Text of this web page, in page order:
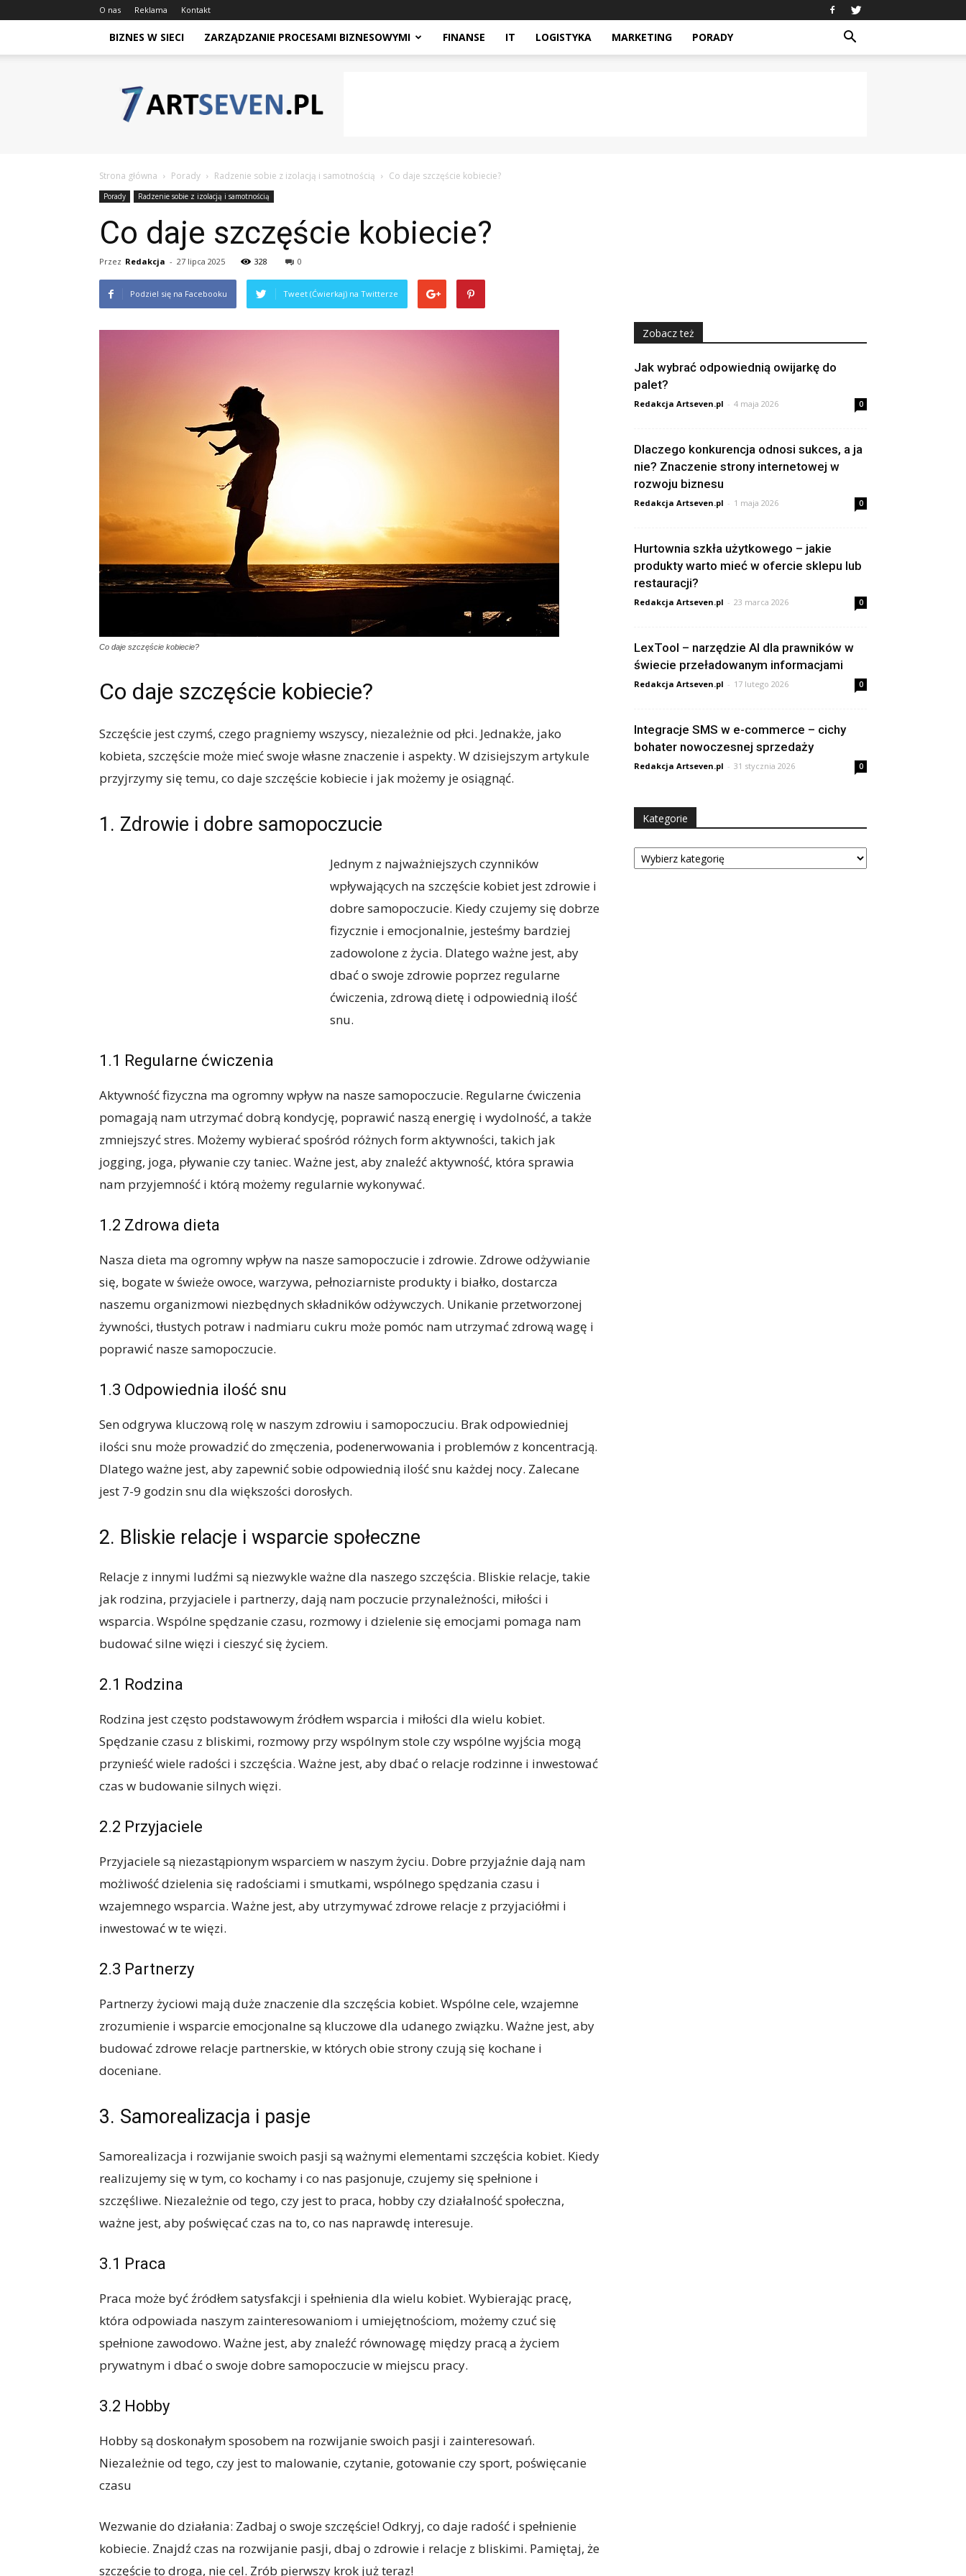
O nas Reklama Kontakt
BIZNES W SIECI ZARZĄDZANIE PROCESAMI BIZNESOWYMI FINANSE IT LOGISTYKA MARKETING PORADY
Strona główna Porady Radzenie sobie z izolacją i samotnością Co daje szczęście kobiecie?
Porady Radzenie sobie z izolacją i samotnością
Co daje szczęście kobiecie?
Przez Redakcja - 27 lipca 2025 328 0
Podziel się na Facebooku Tweet (Ćwierkaj) na Twitterze
Co daje szczęście kobiecie?
Co daje szczęście kobiecie?
Szczęście jest czymś, czego pragniemy wszyscy, niezależnie od płci. Jednakże, jako
kobieta, szczęście może mieć swoje własne znaczenie i aspekty. W dzisiejszym artykule
przyjrzymy się temu, co daje szczęście kobiecie i jak możemy je osiągnąć.
1. Zdrowie i dobre samopoczucie
Jednym z najważniejszych czynników
wpływających na szczęście kobiet jest zdrowie i
dobre samopoczucie. Kiedy czujemy się dobrze
fizycznie i emocjonalnie, jesteśmy bardziej
zadowolone z życia. Dlatego ważne jest, aby
dbać o swoje zdrowie poprzez regularne
ćwiczenia, zdrową dietę i odpowiednią ilość
snu.
1.1 Regularne ćwiczenia
Aktywność fizyczna ma ogromny wpływ na nasze samopoczucie. Regularne ćwiczenia
pomagają nam utrzymać dobrą kondycję, poprawić naszą energię i wydolność, a także
zmniejszyć stres. Możemy wybierać spośród różnych form aktywności, takich jak
jogging, joga, pływanie czy taniec. Ważne jest, aby znaleźć aktywność, która sprawia
nam przyjemność i którą możemy regularnie wykonywać.
1.2 Zdrowa dieta
Nasza dieta ma ogromny wpływ na nasze samopoczucie i zdrowie. Zdrowe odżywianie
się, bogate w świeże owoce, warzywa, pełnoziarniste produkty i białko, dostarcza
naszemu organizmowi niezbędnych składników odżywczych. Unikanie przetworzonej
żywności, tłustych potraw i nadmiaru cukru może pomóc nam utrzymać zdrową wagę i
poprawić nasze samopoczucie.
1.3 Odpowiednia ilość snu
Sen odgrywa kluczową rolę w naszym zdrowiu i samopoczuciu. Brak odpowiedniej
ilości snu może prowadzić do zmęczenia, podenerwowania i problemów z koncentracją.
Dlatego ważne jest, aby zapewnić sobie odpowiednią ilość snu każdej nocy. Zalecane
jest 7-9 godzin snu dla większości dorosłych.
2. Bliskie relacje i wsparcie społeczne
Relacje z innymi ludźmi są niezwykle ważne dla naszego szczęścia. Bliskie relacje, takie
jak rodzina, przyjaciele i partnerzy, dają nam poczucie przynależności, miłości i
wsparcia. Wspólne spędzanie czasu, rozmowy i dzielenie się emocjami pomaga nam
budować silne więzi i cieszyć się życiem.
2.1 Rodzina
Rodzina jest często podstawowym źródłem wsparcia i miłości dla wielu kobiet.
Spędzanie czasu z bliskimi, rozmowy przy wspólnym stole czy wspólne wyjścia mogą
przynieść wiele radości i szczęścia. Ważne jest, aby dbać o relacje rodzinne i inwestować
czas w budowanie silnych więzi.
2.2 Przyjaciele
Przyjaciele są niezastąpionym wsparciem w naszym życiu. Dobre przyjaźnie dają nam
możliwość dzielenia się radościami i smutkami, wspólnego spędzania czasu i
wzajemnego wsparcia. Ważne jest, aby utrzymywać zdrowe relacje z przyjaciółmi i
inwestować w te więzi.
2.3 Partnerzy
Partnerzy życiowi mają duże znaczenie dla szczęścia kobiet. Wspólne cele, wzajemne
zrozumienie i wsparcie emocjonalne są kluczowe dla udanego związku. Ważne jest, aby
budować zdrowe relacje partnerskie, w których obie strony czują się kochane i
doceniane.
3. Samorealizacja i pasje
Samorealizacja i rozwijanie swoich pasji są ważnymi elementami szczęścia kobiet. Kiedy
realizujemy się w tym, co kochamy i co nas pasjonuje, czujemy się spełnione i
szczęśliwe. Niezależnie od tego, czy jest to praca, hobby czy działalność społeczna,
ważne jest, aby poświęcać czas na to, co nas naprawdę interesuje.
3.1 Praca
Praca może być źródłem satysfakcji i spełnienia dla wielu kobiet. Wybierając pracę,
która odpowiada naszym zainteresowaniom i umiejętnościom, możemy czuć się
spełnione zawodowo. Ważne jest, aby znaleźć równowagę między pracą a życiem
prywatnym i dbać o swoje dobre samopoczucie w miejscu pracy.
3.2 Hobby
Hobby są doskonałym sposobem na rozwijanie swoich pasji i zainteresowań.
Niezależnie od tego, czy jest to malowanie, czytanie, gotowanie czy sport, poświęcanie
czasu
Wezwanie do działania: Zadbaj o swoje szczęście! Odkryj, co daje radość i spełnienie
kobiecie. Znajdź czas na rozwijanie pasji, dbaj o zdrowie i relacje z bliskimi. Pamiętaj, że
szczęście to droga, nie cel. Zrób pierwszy krok już teraz!
Zobacz też
Jak wybrać odpowiednią owijarkę do
palet?
Redakcja Artseven.pl - 4 maja 2026 0
Dlaczego konkurencja odnosi sukces, a ja
nie? Znaczenie strony internetowej w
rozwoju biznesu
Redakcja Artseven.pl - 1 maja 2026 0
Hurtownia szkła użytkowego – jakie
produkty warto mieć w ofercie sklepu lub
restauracji?
Redakcja Artseven.pl - 23 marca 2026 0
LexTool – narzędzie AI dla prawników w
świecie przeładowanym informacjami
Redakcja Artseven.pl - 17 lutego 2026 0
Integracje SMS w e-commerce – cichy
bohater nowoczesnej sprzedaży
Redakcja Artseven.pl - 31 stycznia 2026 0
Kategorie
Kategorie